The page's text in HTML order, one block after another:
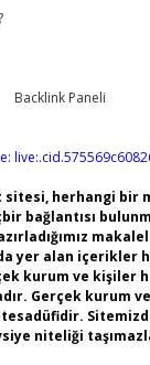
sitesi, herhangi bir
bağlantısı
yer alan içerikler
kurum ve kişiler
Gerçek kurum
niteliği